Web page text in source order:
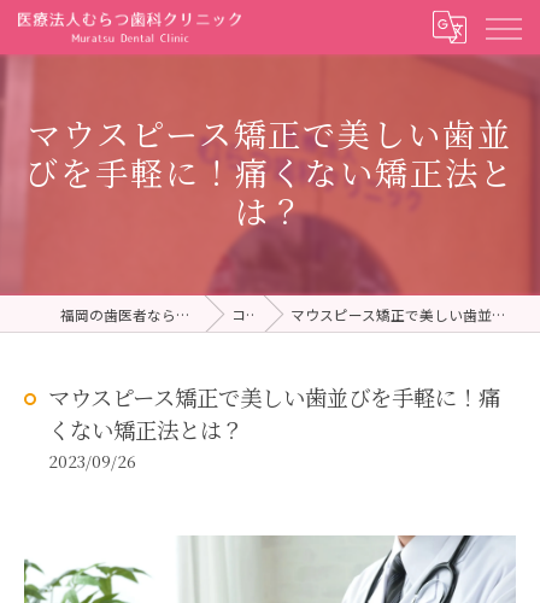
マウスピース矯正で美しい歯並
びを手軽に！痛くない矯正法と
は？
福岡の歯医者ならむらつ歯科クリニック コラム マウスピース矯正で美しい歯並びを手軽に！痛くない矯正法とは？
マウスピース矯正で美しい歯並びを手軽に！痛
くない矯正法とは？
2023/09/26